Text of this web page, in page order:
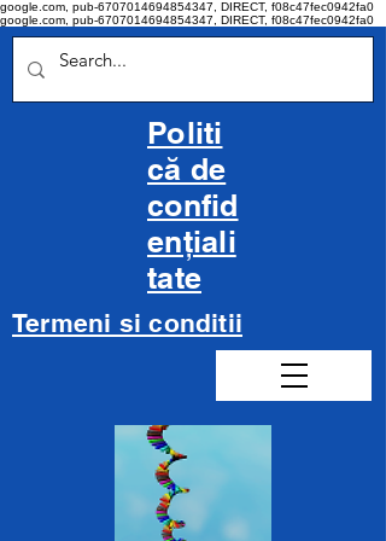
google.com, pub-6707014694854347, DIRECT, f08c47fec0942fa0
google.com, pub-6707014694854347, DIRECT, f08c47fec0942fa0
Politi
că de
confid
ențiali
tate
Termeni si conditii